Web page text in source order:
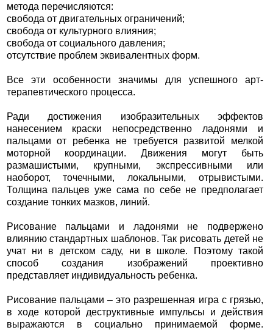
метода перечисляются:
свобода от двигательных ограничений;
свобода от культурного влияния;
свобода от социального давления;
отсутствие проблем эквивалентных форм.
Все эти особенности значимы для успешного арт-
терапевтического процесса.
Ради достижения изобразительных эффектов
нанесением краски непосредственно ладонями и
пальцами от ребенка не требуется развитой мелкой
моторной координации. Движения могут быть
размашистыми, крупными, экспрессивными или
наоборот, точечными, локальными, отрывистыми.
Толщина пальцев уже сама по себе не предполагает
создание тонких мазков, линий.
Рисование пальцами и ладонями не подвержено
влиянию стандартных шаблонов. Так рисовать детей не
учат ни в детском саду, ни в школе. Поэтому такой
способ создания изображений проективно
представляет индивидуальность ребенка.
Рисование пальцами – это разрешенная игра с грязью,
в ходе которой деструктивные импульсы и действия
выражаются в социально принимаемой форме.